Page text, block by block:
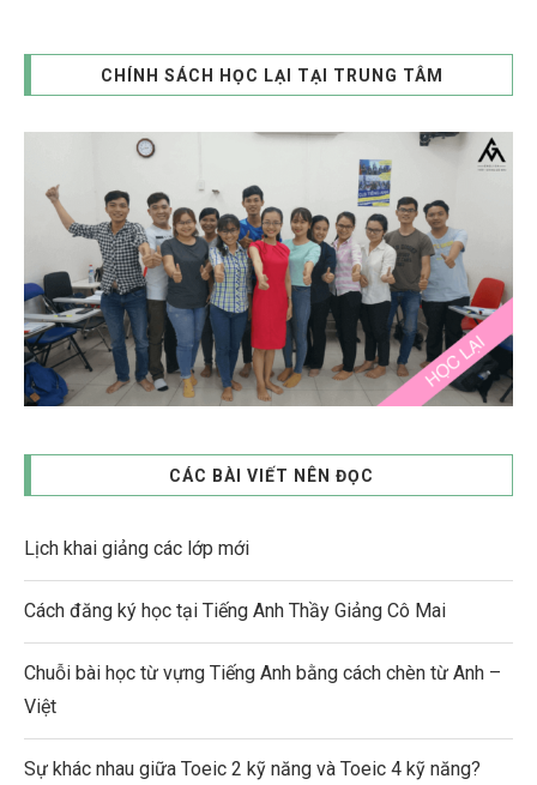
CHÍNH SÁCH HỌC LẠI TẠI TRUNG TÂM
CÁC BÀI VIẾT NÊN ĐỌC
Lịch khai giảng các lớp mới
Cách đăng ký học tại Tiếng Anh Thầy Giảng Cô Mai
Chuỗi bài học từ vựng Tiếng Anh bằng cách chèn từ Anh –
Việt
Sự khác nhau giữa Toeic 2 kỹ năng và Toeic 4 kỹ năng?